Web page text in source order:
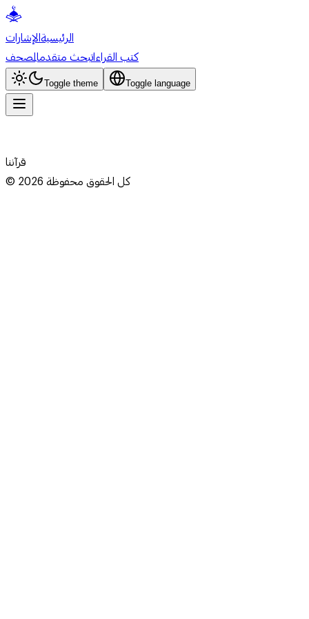
الرئيسيةالإشارات
كتب القراءاتبحث متقدمالمصحف
Toggle theme Toggle language
قرآننا
© 2026كل الحقوق محفوظة